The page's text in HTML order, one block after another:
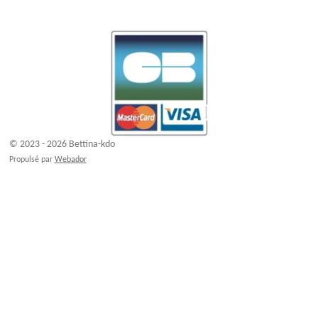
© 2023 - 2026 Bettina-kdo
Propulsé par Webador